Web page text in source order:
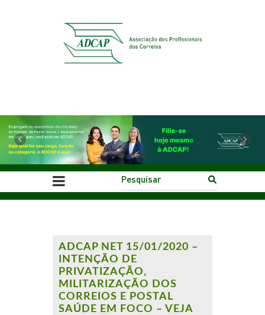
Previous Next
ADCAP NET 15/01/2020 –
INTENÇÃO DE
PRIVATIZAÇÃO,
MILITARIZAÇÃO DOS
CORREIOS E POSTAL
SAÚDE EM FOCO – VEJA